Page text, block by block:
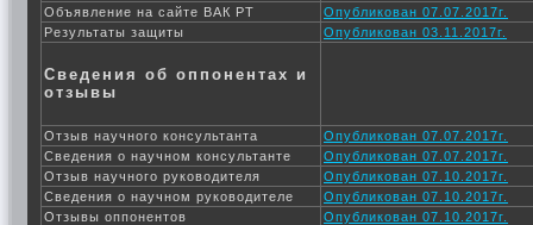
Объявление на сайте ВАК РТ
Опубликован 07.07.2017г.
Результаты защиты
Опубликован 03.11.2017г.
Сведения об оппонентах и
отзывы
Отзыв научного консультанта
Опубликован 07.07.2017г.
Сведения о научном консультанте
Опубликован 07.07.2017г.
Отзыв научного руководителя
Опубликован 07.10.2017г.
Сведения о научном руководителе
Опубликован 07.10.2017г.
Отзывы оппонентов
Опубликован 07.10.2017г.